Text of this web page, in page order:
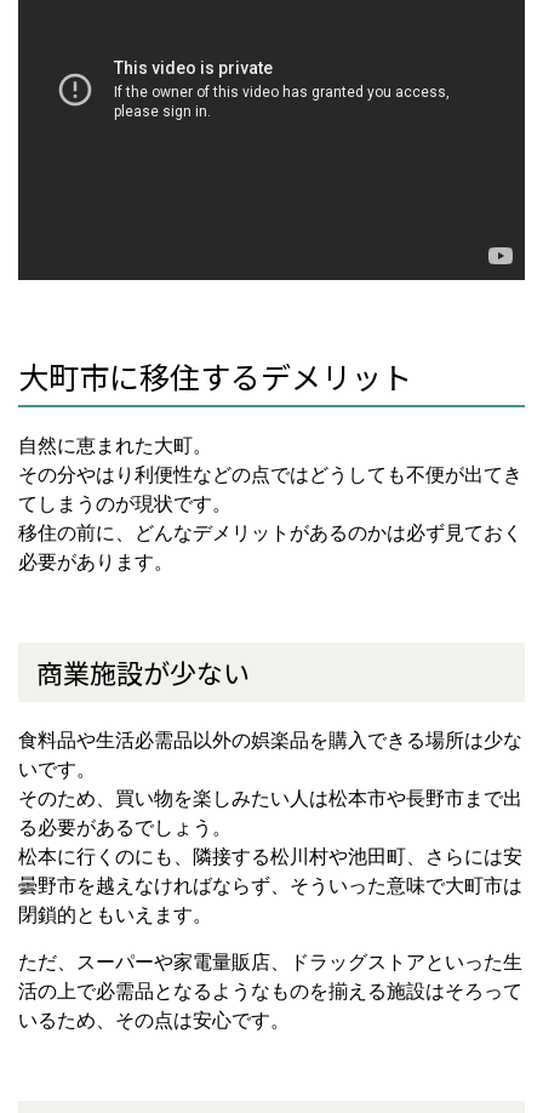
大町市に移住するデメリット
自然に恵まれた大町。
その分やはり利便性などの点ではどうしても不便が出てき
てしまうのが現状です。
移住の前に、どんなデメリットがあるのかは必ず見ておく
必要があります。
商業施設が少ない
食料品や生活必需品以外の娯楽品を購入できる場所は少な
いです。
そのため、買い物を楽しみたい人は松本市や長野市まで出
る必要があるでしょう。
松本に行くのにも、隣接する松川村や池田町、さらには安
曇野市を越えなければならず、そういった意味で大町市は
閉鎖的ともいえます。
ただ、スーパーや家電量販店、ドラッグストアといった生
活の上で必需品となるようなものを揃える施設はそろって
いるため、その点は安心です。